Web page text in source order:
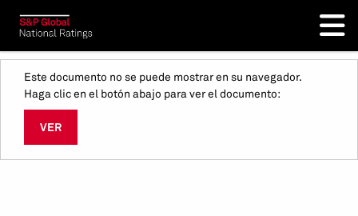
Este documento no se puede mostrar en su navegador.
Haga clic en el botón abajo para ver el documento:
VER